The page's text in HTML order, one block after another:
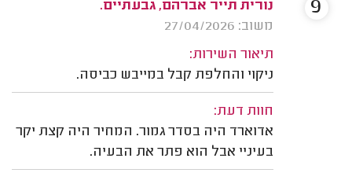
נורית תייר אברהם, גבעתיים.
משוב: 27/04/2026
תיאור השירות:
ניקוי והחלפת קבל במייבש כביסה.
חוות דעת:
אדוארד היה בסדר גמור. המחיר היה קצת יקר
בעיניי אבל הוא פתר את הבעיה.
9